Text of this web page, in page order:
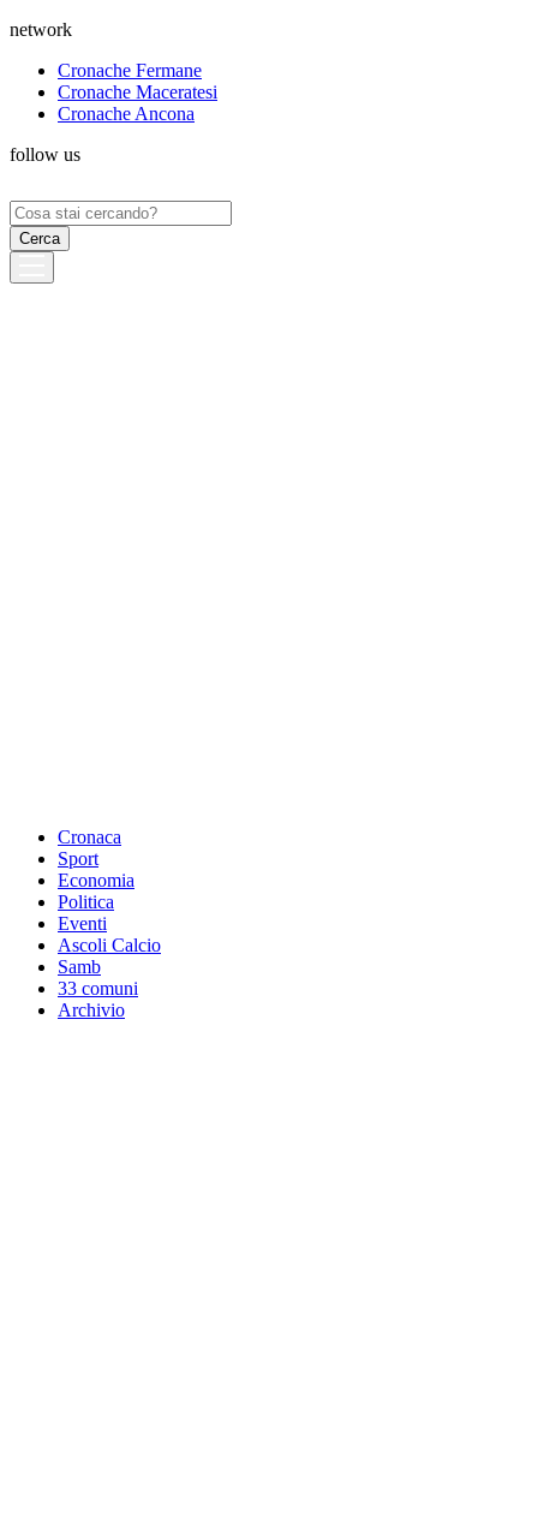
network
Cronache Fermane
Cronache Maceratesi
Cronache Ancona
follow us
Ricerca
per:
Cronaca
Sport
Economia
Politica
Eventi
Ascoli Calcio
Samb
33 comuni
Archivio